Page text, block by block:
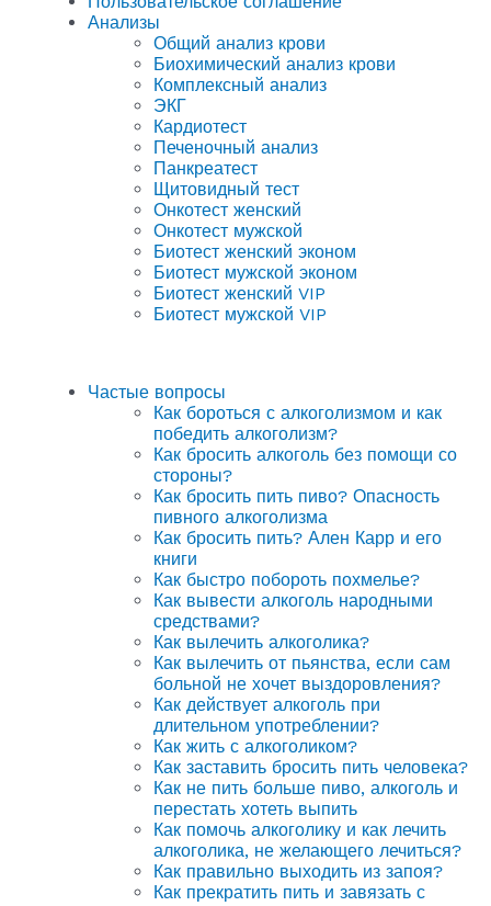
Анализы
Общий анализ крови
Биохимический анализ крови
Комплексный анализ
ЭКГ
Кардиотест
Печеночный анализ
Панкреатест
Щитовидный тест
Онкотест женский
Онкотест мужской
Биотест женский эконом
Биотест мужской эконом
Биотест женский VIP
Биотест мужской VIP
Частые вопросы
Как бороться с алкоголизмом и как
победить алкоголизм?
Как бросить алкоголь без помощи со
стороны?
Как бросить пить пиво? Опасность
пивного алкоголизма
Как бросить пить? Ален Карр и его
книги
Как быстро побороть похмелье?
Как вывести алкоголь народными
средствами?
Как вылечить алкоголика?
Как вылечить от пьянства, если сам
больной не хочет выздоровления?
Как действует алкоголь при
длительном употреблении?
Как жить с алкоголиком?
Как заставить бросить пить человека?
Как не пить больше пиво, алкоголь и
перестать хотеть выпить
Как помочь алкоголику и как лечить
алкоголика, не желающего лечиться?
Как правильно выходить из запоя?
Как прекратить пить и завязать с